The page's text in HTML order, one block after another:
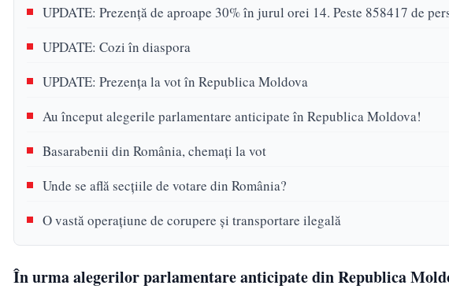
UPDATE: Prezență de aproape 30% în jurul orei 14. Peste 858417 de
UPDATE: Cozi în diaspora
UPDATE: Prezența la vot în Republica Moldova
Au început alegerile parlamentare anticipate în Republica Moldova!
Basarabenii din România, chemați la vot
Unde se află secțiile de votare din România?
O vastă operațiune de corupere și transportare ilegală
În urma alegerilor parlamentare anticipate din Republica